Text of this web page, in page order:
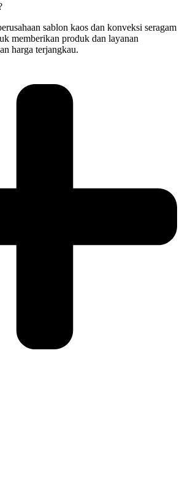
sablon kaos dan konveksi seragam
memberikan produk dan layanan
harga terjangkau.